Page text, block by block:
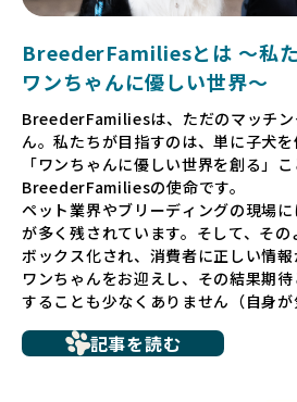
BreederFamiliesとは 〜私た
ワンちゃんに優しい世界〜
BreederFamiliesは、ただのマッチン
ん。私たちが目指すのは、単に子犬を
「ワンちゃんに優しい世界を創る」
BreederFamiliesの使命です。
ペット業界やブリーディングの現場
が多く残されています。そして、そ
ボックス化され、消費者に正しい情報
ワンちゃんをお迎えし、その結果期
することも少なくありません（自身
ち、健康面や社会性に問題を抱えてい
記事を読む